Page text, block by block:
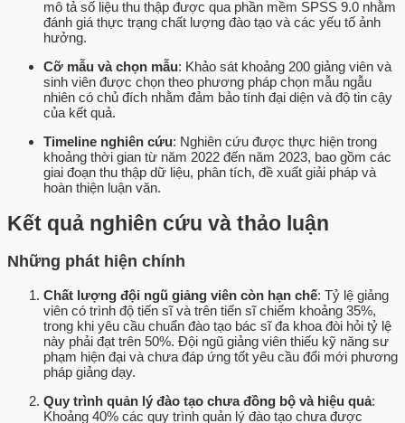
mô tả số liệu thu thập được qua phần mềm SPSS 9.0 nhằm
đánh giá thực trạng chất lượng đào tạo và các yếu tố ảnh
hưởng.
Cỡ mẫu và chọn mẫu: Khảo sát khoảng 200 giảng viên và
sinh viên được chọn theo phương pháp chọn mẫu ngẫu
nhiên có chủ đích nhằm đảm bảo tính đại diện và độ tin cậy
của kết quả.
Timeline nghiên cứu: Nghiên cứu được thực hiện trong
khoảng thời gian từ năm 2022 đến năm 2023, bao gồm các
giai đoạn thu thập dữ liệu, phân tích, đề xuất giải pháp và
hoàn thiện luận văn.
Kết quả nghiên cứu và thảo luận
Những phát hiện chính
Chất lượng đội ngũ giảng viên còn hạn chế: Tỷ lệ giảng
viên có trình độ tiến sĩ và trên tiến sĩ chiếm khoảng 35%,
trong khi yêu cầu chuẩn đào tạo bác sĩ đa khoa đòi hỏi tỷ lệ
này phải đạt trên 50%. Đội ngũ giảng viên thiếu kỹ năng sư
phạm hiện đại và chưa đáp ứng tốt yêu cầu đổi mới phương
pháp giảng dạy.
Quy trình quản lý đào tạo chưa đồng bộ và hiệu quả:
Khoảng 40% các quy trình quản lý đào tạo chưa được